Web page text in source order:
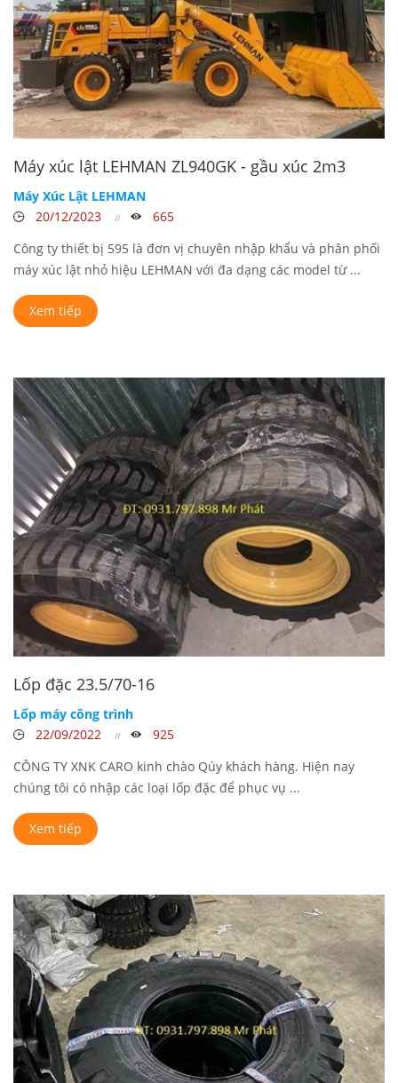
Máy xúc lật LEHMAN ZL940GK - gầu xúc 2m3
Máy Xúc Lật LEHMAN
20/12/2023
665
Công ty thiết bị 595 là đơn vị chuyên nhập khẩu và phân phối
máy xúc lật nhỏ hiệu LEHMAN với đa dạng các model từ ...
Xem tiếp
Lốp đặc 23.5/70-16
Lốp máy công trình
22/09/2022
925
CÔNG TY XNK CARO kinh chào Qúy khách hàng. Hiện nay
chúng tôi có nhập các loại lốp đặc để phục vụ ...
Xem tiếp